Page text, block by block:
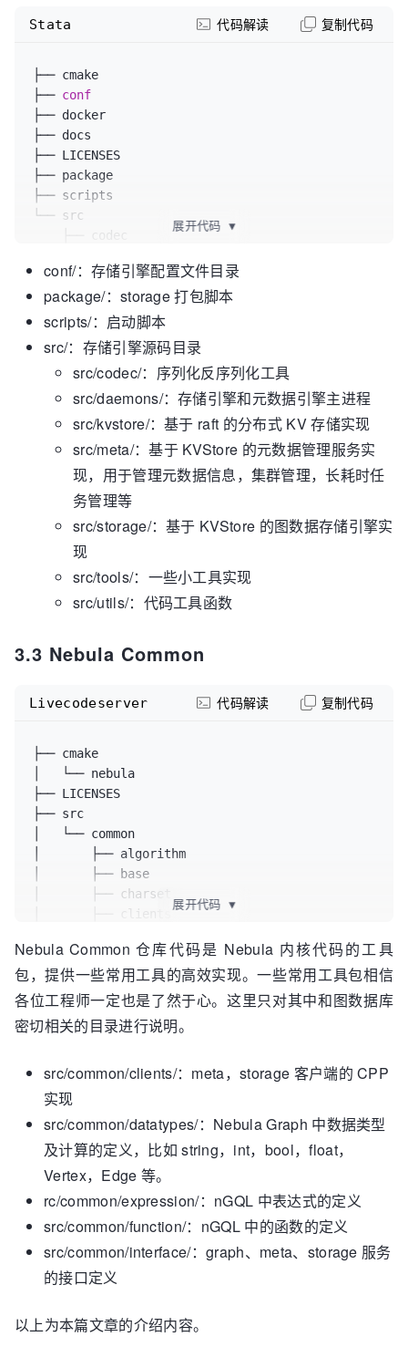
├── cmake
├── conf
├── docker
├── docs
├── LICENSES
├── package
├── scripts
└── src
    ├── kvstore
    ├──
meta
    ├── mock
    ├── tools
    ├── utils
    └──
version
Stata 代码解读 复制代码
展开代码 ▼
conf/：存储引擎配置文件目录
package/：storage 打包脚本
scripts/：启动脚本
src/：存储引擎源码目录
src/codec/：序列化反序列化工具
src/daemons/：存储引擎和元数据引擎主进程
src/kvstore/：基于 raft 的分布式 KV 存储实现
src/meta/：基于 KVStore 的元数据管理服务实
现，用于管理元数据信息，集群管理，长耗时任
务管理等
src/storage/：基于 KVStore 的图数据存储引擎实
现
src/tools/：一些小工具实现
src/utils/：代码工具函数
3.3 Nebula Common
├── cmake
│   └── nebula
├── LICENSES
├── src
│   └── common
│       ├── algorithm
│       ├── base
│       ├── charset
│       ├── clients
│       ├── conf
│       ├── context
│       ├── cpp
│       ├── encryption
│       ├── fs
│       ├──
│       ├── hdfs
│       ├── http
│       ├── interface
│       ├── meta
│       ├── plugin
│       ├── process
│       ├── session
│       ├── test
│       ├── thread
Livecodeserver 代码解读 复制代码
展开代码 ▼
Nebula Common 仓库代码是 Nebula 内核代码的工具
包，提供一些常用工具的高效实现。一些常用工具包相信
各位工程师一定也是了然于心。这里只对其中和图数据库
密切相关的目录进行说明。
src/common/clients/：meta，storage 客户端的 CPP
实现
src/common/datatypes/：Nebula Graph 中数据类型
及计算的定义，比如 string，int，bool，float，
Vertex，Edge 等。
rc/common/expression/：nGQL 中表达式的定义
src/common/function/：nGQL 中的函数的定义
src/common/interface/：graph、meta、storage 服务
的接口定义
以上为本篇文章的介绍内容。